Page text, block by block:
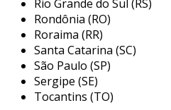
desgaste dos componentes e
falhas. os principais tipos
acoplamentos rígidos:
eixos sem permitir
utilizados em aplicações
crítica.
Rio Grande do Sul (RS)
Rondônia (RO)
Roraima (RR)
Santa Catarina (SC)
São Paulo (SP)
Sergipe (SE)
Tocantins (TO)